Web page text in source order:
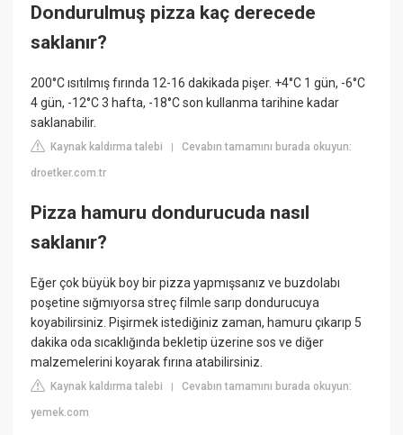
Dondurulmuş pizza kaç derecede
saklanır?
200°C ısıtılmış fırında 12-16 dakikada pişer. +4°C 1 gün, -6°C
4 gün, -12°C 3 hafta, -18°C son kullanma tarihine kadar
saklanabilir.
Kaynak kaldırma talebi |Cevabın tamamını burada okuyun:
droetker.com.tr
Pizza hamuru dondurucuda nasıl
saklanır?
Eğer çok büyük boy bir pizza yapmışsanız ve buzdolabı
poşetine sığmıyorsa streç filmle sarıp dondurucuya
koyabilirsiniz. Pişirmek istediğiniz zaman, hamuru çıkarıp 5
dakika oda sıcaklığında bekletip üzerine sos ve diğer
malzemelerini koyarak fırına atabilirsiniz.
Kaynak kaldırma talebi |Cevabın tamamını burada okuyun:
yemek.com